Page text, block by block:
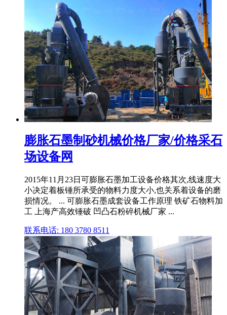
膨胀石墨制砂机械价格厂家/价格采石
场设备网
2015年11月23日可膨胀石墨加工设备价格其次,线速度大
小决定着板锤所承受的物料力度大小,也关系着设备的磨
损情况。 ... 可膨胀石墨成套设备工作原理 铁矿石物料加
工 上海产高效锤破 凹凸石粉碎机械厂家 ...
联系电话: 180 3780 8511